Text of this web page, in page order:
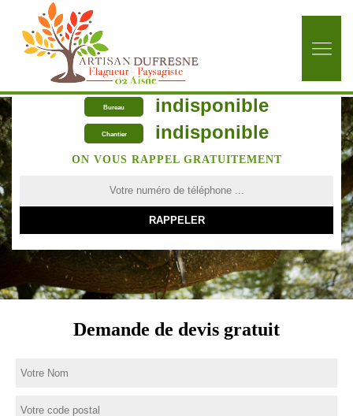
Bureau indisponible
Chantier indisponible
ON VOUS RAPPEL GRATUITEMENT
Demande de devis gratuit